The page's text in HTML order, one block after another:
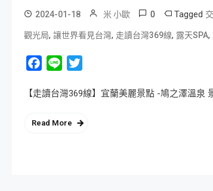
2024-01-18 米 小歐 0 Tagged
觀光局, 讓世界看見台灣, 走讀台灣369線, 露天SPA,
Facebook
Line
【走讀台灣369線】宜蘭美麗景點 -鳩之澤溫
Read More